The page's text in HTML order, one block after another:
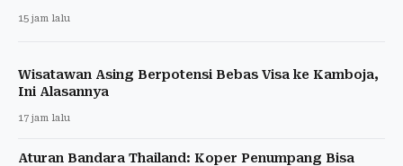
15 jam lalu
Wisatawan Asing Berpotensi Bebas Visa ke Kamboja,
Ini Alasannya
17 jam lalu
Aturan Bandara Thailand: Koper Penumpang Bisa